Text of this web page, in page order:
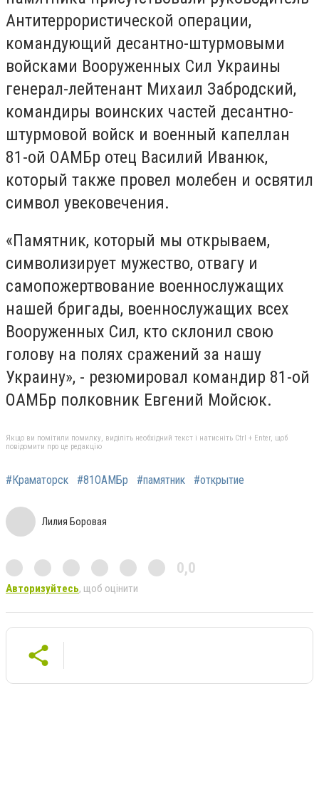
Антитеррористической операции,
командующий десантно-штурмовыми
войсками Вооруженных Сил Украины
генерал-лейтенант Михаил Забродский,
командиры воинских частей десантно-
штурмовой войск и военный капеллан
81-ой ОАМБр отец Василий Иванюк,
который также провел молебен и освятил
символ увековечения.
«Памятник, который мы открываем,
символизирует мужество, отвагу и
самопожертвование военнослужащих
нашей бригады, военнослужащих всех
Вооруженных Сил, кто склонил свою
голову на полях сражений за нашу
Украину», - резюмировал командир 81-ой
ОАМБр полковник Евгений Мойсюк.
Якщо ви помітили помилку, виділіть необхідний текст і натисніть Ctrl + Enter, щоб
повідомити про це редакцію
#Краматорск #81ОАМБр #памятник #открытие
Лилия Боровая
0,0
Авторизуйтесь, щоб оцінити